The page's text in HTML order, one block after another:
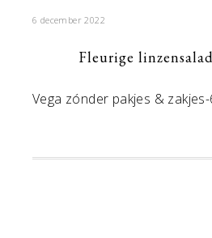
6 december 2022
Fleurige
Vega zónder pakjes &